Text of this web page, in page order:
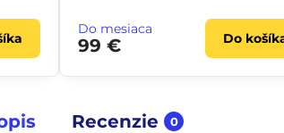
Recenzie 0
Do mesiaca
99 € Do